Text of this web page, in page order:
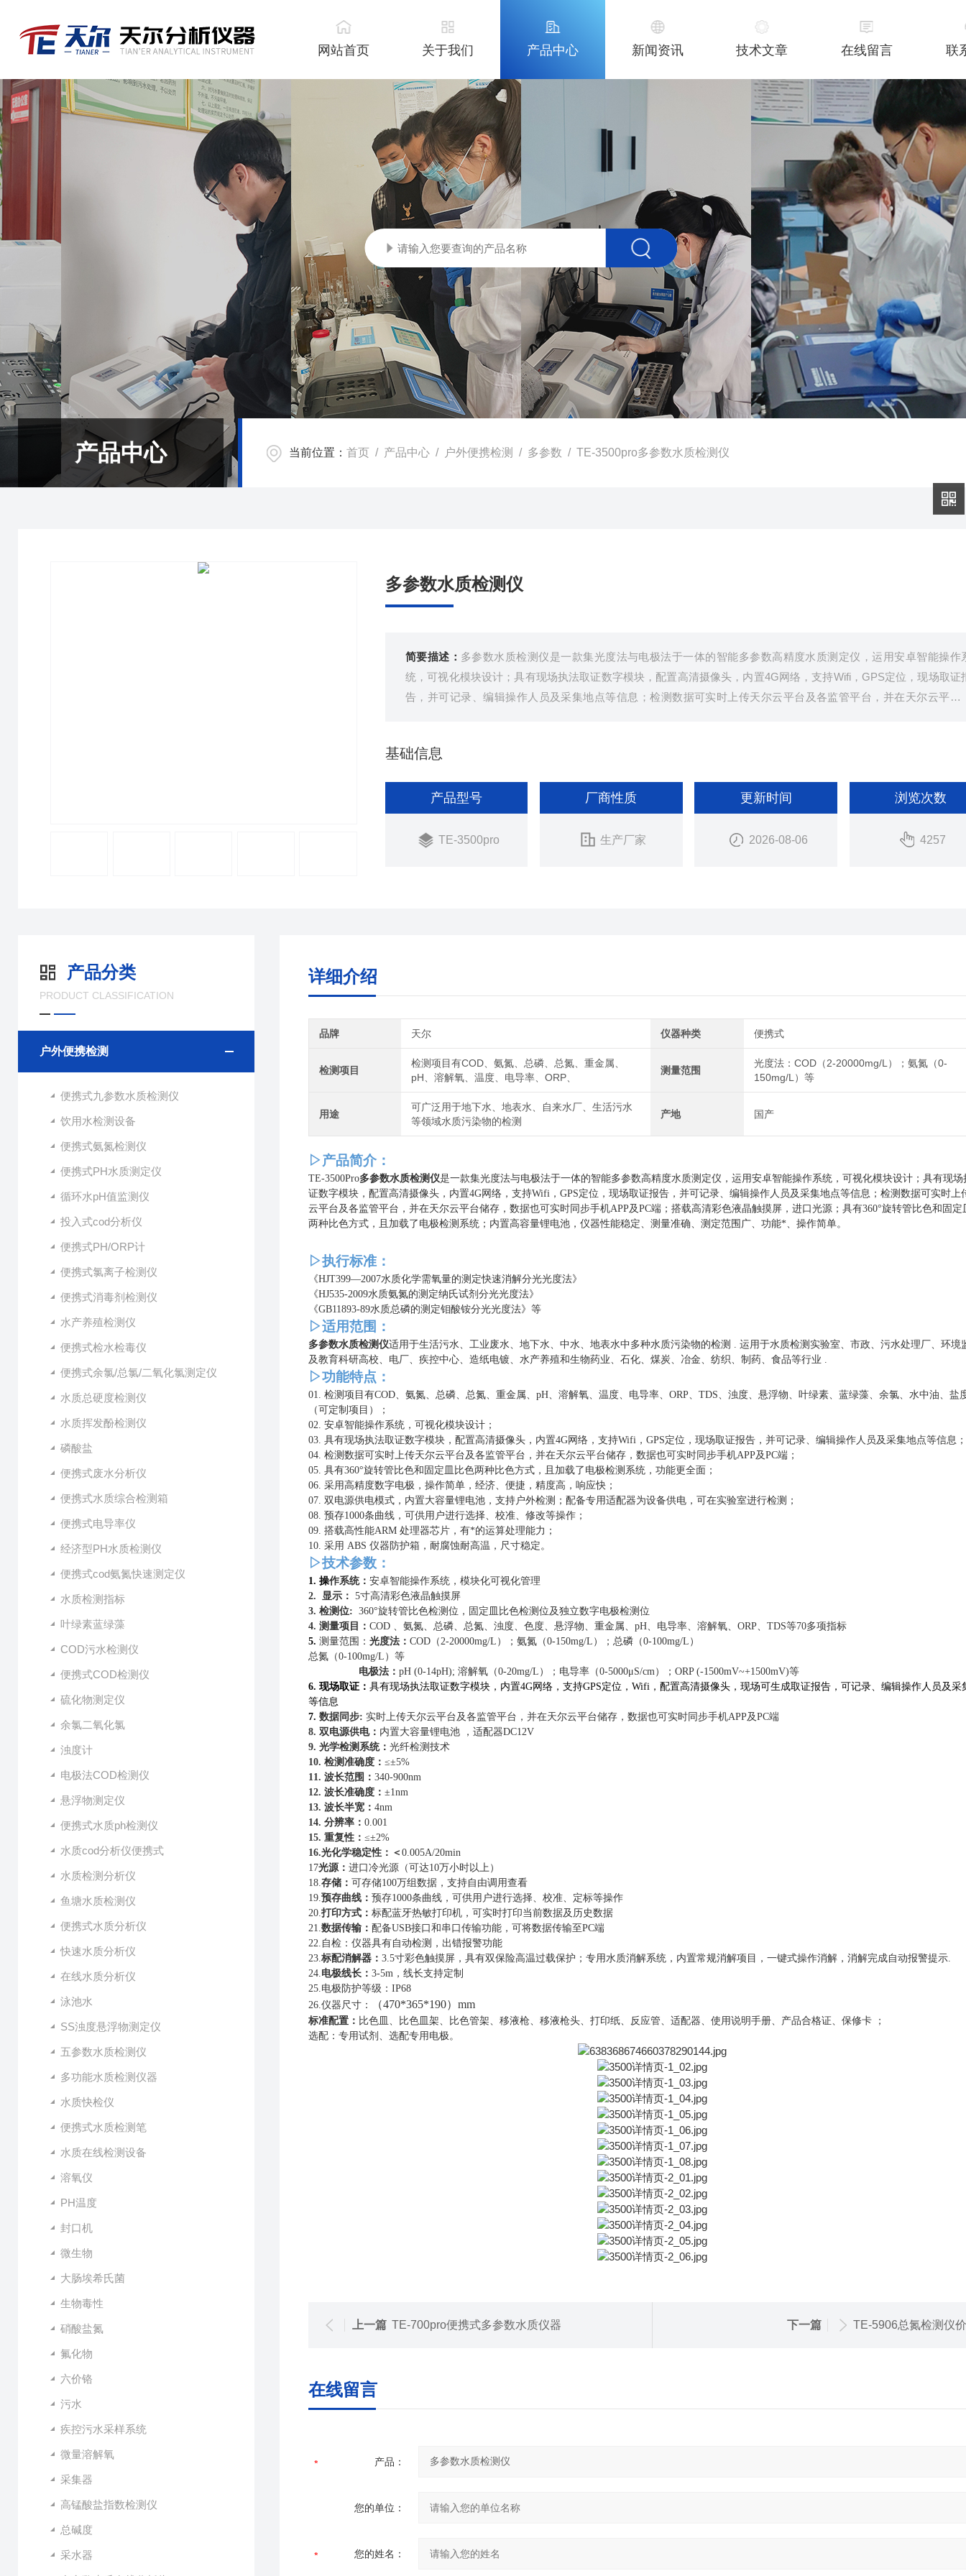
网站首页 关于我们 产品中心 新闻资讯 技术文章 在线留言 联
产品中心 当前位置： 首页 / 产品中心 / 户外便携检测 / 多参数 / TE-3500pro多参数水质检测仪
多参数水质检测仪
简要描述： 多参数水质检测仪是一款集光度法与电极法于一体的智能多参数高精度水质测定仪，运用安卓智能操作
统，可视化模块设计；具有现场执法取证数字模块，配置高清摄像头，内置4G网络，支持Wifi，GPS定位，现场取证
告，并可记录、编辑操作人员及采集地点等信息；检测数据可实时上传天尔云平台及各监管平台，并在天尔云平台
基础信息
产品型号
TE-3500pro
厂商性质
生产厂家
更新时间
2026-08-06
浏览次数
4257
产品分类
PRODUCT CLASSIFICATION
户外便携检测
便携式九参数水质检测仪
饮用水检测设备
便携式氨氮检测仪
便携式PH水质测定仪
循环水pH值监测仪
投入式cod分析仪
便携式PH/ORP计
便携式氯离子检测仪
便携式消毒剂检测仪
水产养殖检测仪
便携式检水检毒仪
便携式余氯/总氯/二氧化氯测定仪
水质总硬度检测仪
水质挥发酚检测仪
磷酸盐
便携式废水分析仪
便携式水质综合检测箱
便携式电导率仪
经济型PH水质检测仪
便携式cod氨氮快速测定仪
水质检测指标
叶绿素蓝绿藻
COD污水检测仪
便携式COD检测仪
硫化物测定仪
余氯二氧化氯
浊度计
电极法COD检测仪
悬浮物测定仪
便携式水质ph检测仪
水质cod分析仪便携式
水质检测分析仪
鱼塘水质检测仪
便携式水质分析仪
快速水质分析仪
在线水质分析仪
泳池水
SS浊度悬浮物测定仪
五参数水质检测仪
多功能水质检测仪器
水质快检仪
便携式水质检测笔
水质在线检测设备
溶氧仪
PH温度
封口机
微生物
大肠埃希氏菌
生物毒性
硝酸盐氮
氟化物
六价铬
污水
疾控污水采样系统
微量溶解氧
采集器
高锰酸盐指数检测仪
总碱度
采水器
详细介绍
品牌 天尔 仪器种类 便携式
检测项目
检测项目有COD、氨氮、总磷、总氮、重金属、
pH、溶解氧、温度、电导率、ORP、
测量范围
光度法：COD（2-20000mg/L）；氨氮（0-
150mg/L）等
用途
可广泛用于地下水、地表水、自来水厂、生活污水
等领域水质污染物的检测
产地 国产
▷产品简介：
TE-3500Pro多参数水质检测仪是一款集光度法与电极法于一体的智能多参数高精度水质测定仪，运用安卓智能操作系统，可视化模块设计； 具有现场
证数字模块，配置高清摄像头，内置4G网络，支持Wifi，GPS定位，现场取证报告，并可记录、编辑操作人员及采集地点等信息 ； 检测数据可实时上
云平台及各监管平台，并在天尔云平台储存，数据也可实时同步手机APP及PC端；搭载高清彩色液晶触摸屏，进口光源 ； 具有360°旋转管比色和 固定
两种比色方式，且加载了电极检测系统；内置高容量锂电池，仪器性能稳定、测量准确、测定范围广、功能*、操作简单。
▷执行标准 ：
《HJT399—2007水质化学需氧量的测定快速消解分光光度法》
《HJ535-2009水质氨氮的测定纳氏试剂分光光度法》
《GB11893-89水质总磷的测定钼酸铵分光光度法》 等
▷适用范围：
多参数水质检测仪适用于生活污水、工业废水、地下水、中水、地表水中多种水质污染物的检测 . 运用于水质检测实验室、市政、污水处理厂、环境
及教育科研高校、电厂、疾控中心、造纸电镀、水产养殖和生物药业、石化、煤炭、冶金、纺织、制药、食品等行业 .
▷功能特点 ：
01. 检测项目有COD、氨氮、总磷、总氮、重金属、pH、溶解氧、温度、电导率、ORP、TDS、浊度、悬浮物、叶绿素、蓝绿藻、余氯、水中油、盐
（可定制项目）；
02. 安卓智能操作系统，可视化模块设计；
03. 具有现场执法取证数字模块，配置高清摄像头，内置4G网络，支持Wifi，GPS定位，现场取证报告，并可记录、编辑操作人员及采集地点等信息 ；
04. 检测数据可实时上传天尔云平台及各监管平台，并在天尔云平台储存，数据也可实时同步手机APP及PC端；
05. 具有360°旋转管比色和 固定皿比色两种比色方式，且加载了电极检测系统，功能更全面；
06. 采用高精度数字电极，操作简单，经济、便捷，精度高，响应快；
07. 双电源供电模式，内置大容量锂电池，支持户外检测；配备专用适配器为设备供电，可在实验室进行检测；
08. 预存1000条曲线，可供用户进行选择、校准、修改等操作；
09. 搭载高性能ARM 处理器芯片，有*的运算处理能力；
10. 采用 ABS 仪器防护箱，耐腐蚀耐高温，尺寸稳定。
▷技术参数：
1. 操作系统： 安卓智能操作系统，模块化可视化管理
2. 显示： 5寸高清彩色液晶触摸屏
3. 检测位: 360°旋转管比色检测位，固定皿比色检测位及独立数字电极检测位
4. 测量项目： COD 、氨氮、总磷、总氮、浊度、色度、悬浮物、重金属、pH、电导率、溶解氧、ORP、TDS等70多项指标
5. 测量范围： 光度法： COD（2-20000mg/L）；氨氮（0-150mg/L）；总磷（0-100mg/L）
总氮（0-100mg/L）等
电极法： pH (0-14pH); 溶解氧（0-20mg/L）；电导率（0-5000μS/cm）；ORP (-1500mV~+1500mV)等
6. 现场取证： 具有现场执法取证数字模块，内置4G网络，支持GPS定位，Wifi，配置高清摄像头，现场可生成取证报告，可记录、编辑操作人员及采
等信息
7. 数据同步: 实时上传天尔云平台及各监管平台，并在天尔云平台储存， 数据也可实时同步手机APP及PC端
8. 双电源供电： 内置大容量锂电池
，适配器DC12V
9. 光学检测系统： 光纤检测技术
10. 检测准确度： ≤±5%
11. 波长范围： 340-900nm
12. 波长准确度： ±1nm
13. 波长半宽： 4nm
14. 分辨率： 0.001
15. 重复性： ≤±2%
16.光化学稳定性 ：＜ 0.005A/20min
17光源： 进口冷光源（可达10万小时以上）
18.存储： 可存储100万组数据， 支持自由调用查看
19.预存曲线： 预存1000条曲线，可供用户进行选择、校准、 定标等操作
20.打印方式： 标配蓝牙热敏打印机，可实时打印当前数据及历史数据
21.数据传输： 配备USB接口和串口传输功能，可将数据传输至PC端
22.自检：仪器具有自动检测，出错报警功能
23.标配消解器： 3.5寸彩色触摸屏，具有双保险高温过载保护；专用水质消解系统，内置常规消解项目，一键式操作消解，消解完成自动报警提示.
24.电极线长： 3-5m，线长支持定制
25.电极防护等级：IP68
26.仪器尺寸：
（470*365*190）mm
标准配置： 比色皿、比色皿架、比色管架、移液枪、移液枪头、打印纸、反应管、适配器、使用说明手册、产品合格证、保修卡 ；
选配：专用试剂、选配专用电极。
上一篇 TE-700pro便携式多参数水质仪器 下一篇 TE-5906总氮检测仪
在线留言
产品：
您的单位：
您的姓名：